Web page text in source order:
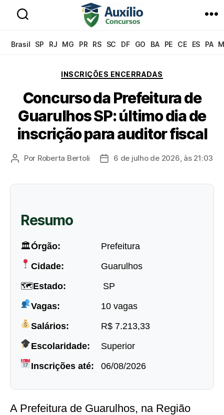
Concursos
Brasil SP RJ MG PR RS SC DF GO BA PE CE ES PA
Categorias
INSCRIÇÕES ENCERRADAS
Concurso da Prefeitura de
Guarulhos SP: último dia de
inscrição para auditor fiscal
Autor
Por Roberta Bertoli
Data6 de julho de 2026, às 21:03
Resumo
🏛Órgão:
Prefeitura
Cidade:
Guarulhos
🗺Estado:
SP
Vagas:
10 vagas
Salários:
R$ 7.213,33
Escolaridade:
Superior
Inscrições até:
06/08/2026
A Prefeitura de Guarulhos, na Região